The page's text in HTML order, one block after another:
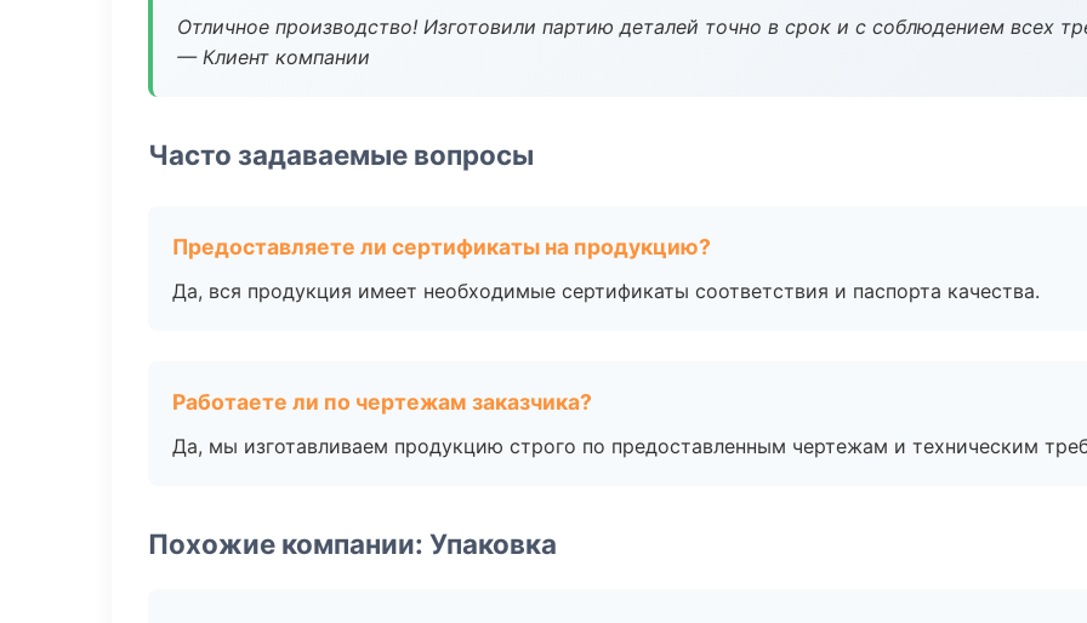
Отличное производство! Изготовили партию деталей точно в срок и с соблюдением всех
— Клиент компании
Часто задаваемые вопросы
Предоставляете ли сертификаты на продукцию?
Да, вся продукция имеет необходимые сертификаты соответствия и паспорта качества.
Работаете ли по чертежам заказчика?
Да, мы изготавливаем продукцию строго по предоставленным чертежам и техническим
Похожие компании: Упаковка